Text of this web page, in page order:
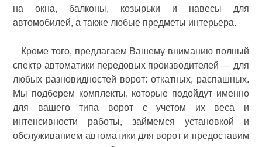
на окна, балконы, козырьки и навесы для
автомобилей, а также любые предметы интерьера.
Кроме того, предлагаем Вашему вниманию полный
спектр автоматики передовых производителей — для
любых разновидностей ворот: откатных, распашных.
Мы подберем комплекты, которые подойдут именно
для вашего типа ворот с учетом их веса и
интенсивности работы, займемся установкой и
обслуживанием автоматики для ворот и предоставим